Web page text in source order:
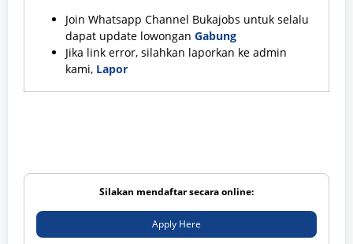
Join Whatsapp Channel Bukajobs untuk selalu
dapat update lowongan Gabung
Jika link error, silahkan laporkan ke admin
kami, Lapor
Silakan mendaftar secara online:
Apply Here